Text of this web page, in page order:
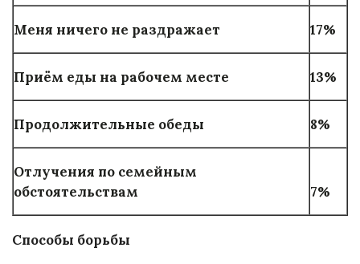
Меня ничего не раздражает 17%
Приём еды на рабочем месте 13%
Продолжительные обеды 8%
Отлучения по семейным
обстоятельствам
7%
Способы борьбы